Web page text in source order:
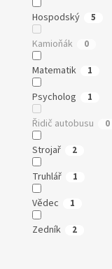
Hospodský 5
Kamioňák 0
Matematik 1
Psycholog 1
Řidič autobusu 0
Strojař 2
Truhlář 1
Vědec 1
Zedník 2